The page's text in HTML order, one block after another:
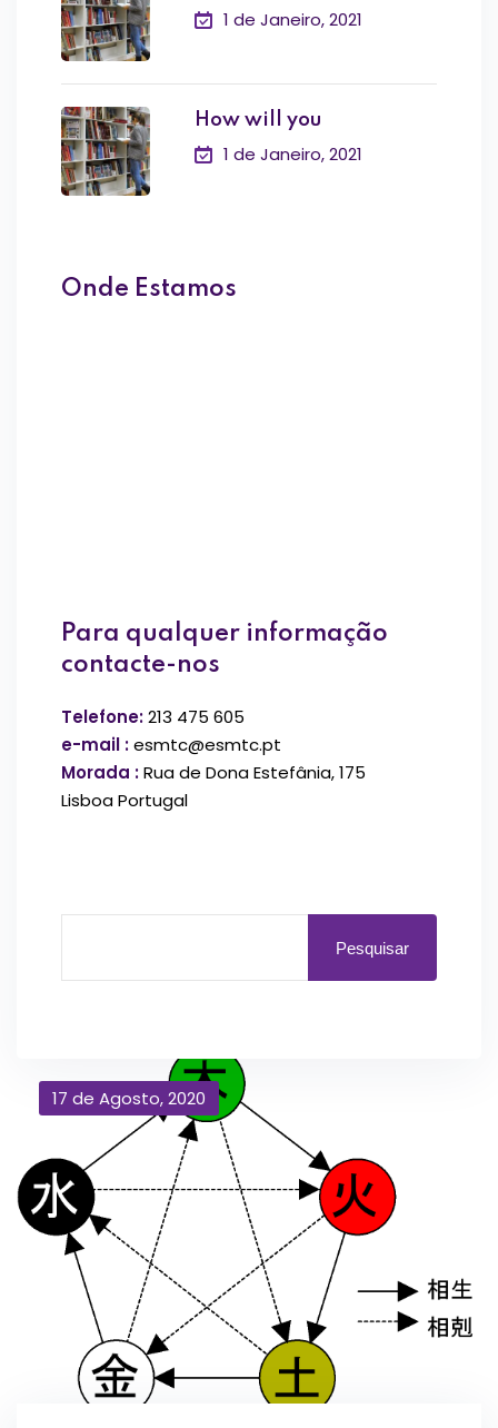
17 de Agosto, 2020
1 de Janeiro, 2021
How will you
1 de Janeiro, 2021
Onde Estamos
Para qualquer informação
contacte-nos
Telefone:213 475 605
e-mail :esmtc@esmtc.pt
Morada :Rua de Dona Estefânia, 175
Lisboa Portugal
Pesquisar